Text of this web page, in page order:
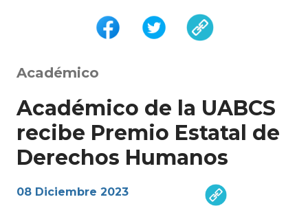
Académico
Académico de la UABCS
recibe Premio Estatal de
Derechos Humanos
08 Diciembre 2023